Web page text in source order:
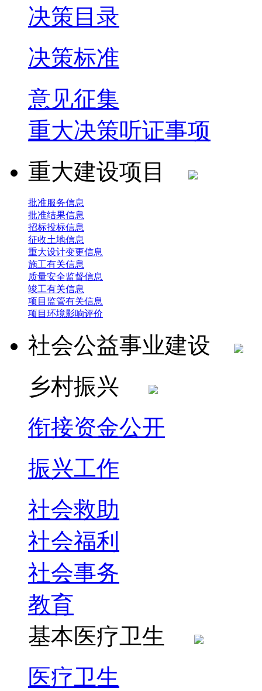
决策目录
决策标准
意见征集
重大决策听证事项
重大建设项目
批准服务信息
批准结果信息
招标投标信息
征收土地信息
重大设计变更信息
施工有关信息
质量安全监督信息
竣工有关信息
项目监管有关信息
项目环境影响评价
社会公益事业建设
乡村振兴
衔接资金公开
振兴工作
社会救助
社会福利
社会事务
教育
基本医疗卫生
医疗卫生